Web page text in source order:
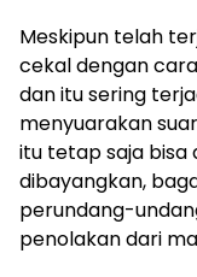
Meskipun telah
cekal dengan
dan itu sering
menyuarakan
itu tetap saja bisa
dibayangkan,
perundang-
penolakan dari